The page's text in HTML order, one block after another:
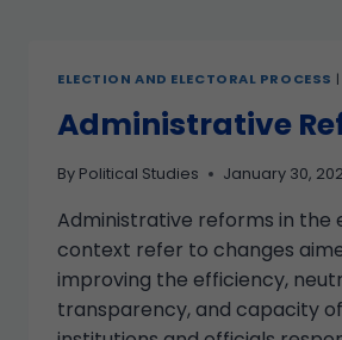
ELECTION AND ELECTORAL PROCESS |
Administrative
By Political Studies January 30,
Administrative reforms in the
context refer to changes
improving the efficiency,
transparency, and capacity